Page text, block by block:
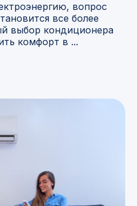
вопрос
все более
выбор кондиционера
комфорт в ...